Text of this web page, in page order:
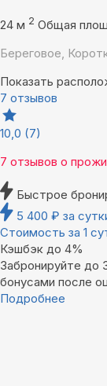
24 м 2 Общая
Береговое,
Показать
7 отзывов
10,0 (7)
7 отзывов о
Быстрое
5 400 ₽ за
Стоимость за 1
Кэшбэк до 4%
Забронируйте до
бонусами после
Подробнее